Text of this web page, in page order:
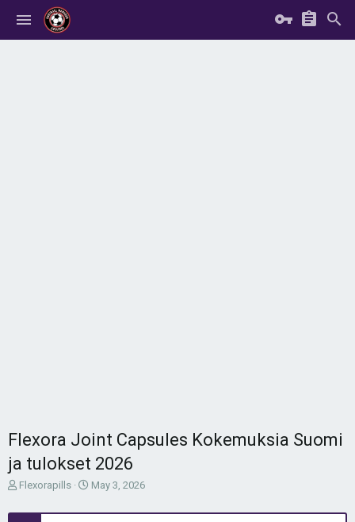
Flexora Joint Capsules Kokemuksia Suomi
ja tulokset 2026
T
r
Flexorapills
S
a
May 3, 2026